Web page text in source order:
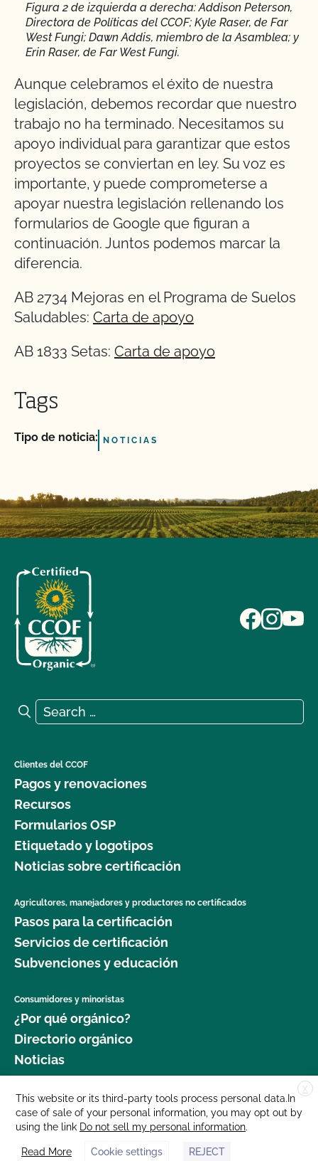
Figura 2 de izquierda a derecha: Addison Peterson,
Directora de Políticas del CCOF; Kyle Raser, de Far
West Fungi; Dawn Addis, miembro de la Asamblea; y
Erin Raser, de Far West Fungi.
Aunque celebramos el éxito de nuestra
legislación, debemos recordar que nuestro
trabajo no ha terminado. Necesitamos su
apoyo individual para garantizar que estos
proyectos se conviertan en ley. Su voz es
importante, y puede comprometerse a
apoyar nuestra legislación rellenando los
formularios de Google que figuran a
continuación. Juntos podemos marcar la
diferencia.
AB 2734 Mejoras en el Programa de Suelos
Saludables: Carta de apoyo
AB 1833 Setas: Carta de apoyo
Tags
Tipo de noticia: NOTICIAS
Search for:
Search
Clientes del CCOF
Pagos y renovaciones
Recursos
Formularios OSP
Etiquetado y logotipos
Noticias sobre certificación
Agricultores, manejadores y productores no certificados
Pasos para la certificación
Servicios de certificación
Subvenciones y educación
Consumidores y minoristas
¿Por qué orgánico?
Directorio orgánico
Noticias
Donar
Carreras profesionales
Sala de prensa
Contáctenos
X
This website or its third-party tools process personal data.In
case of sale of your personal information, you may opt out by
using the link Do not sell my personal information.
Read More Cookie settings REJECT